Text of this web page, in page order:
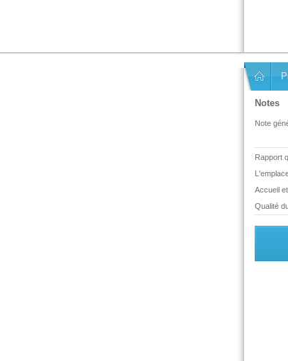
Notes
Note
Rapport
Accueil
Qualité